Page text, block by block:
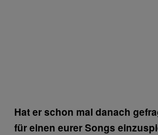
Hat er schon mal danach
für einen eurer Songs